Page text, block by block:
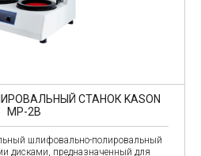
СТАНОК KASON
MP-2B
шлифовально-полировальный
дисками, предназначенный для